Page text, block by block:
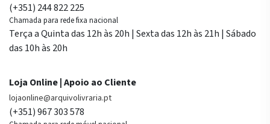
(+351) 244 822 225
Chamada para rede fixa nacional
Terça a Quinta das 12h às 20h | Sexta das 12h às 21h | Sábado
das 10h às 20h
Loja Online | Apoio ao Cliente
lojaonline@arquivolivraria.pt
(+351) 967 303 578